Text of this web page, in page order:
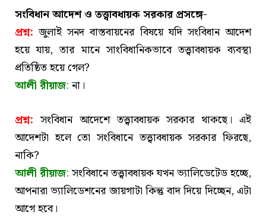
সংবিধান আদেশ ও তত্ত্বাবধায়ক সরকার প্রসঙ্গে-
প্রশ্ন:জুলাই সনদ বাস্তবায়নের বিষয়ে যদি সংবিধান আদেশ
হয়ে যায়, তার মানে সাংবিধানিকভাবে তত্ত্বাবধায়ক ব্যবস্থা
প্রতিষ্ঠিত হয়ে গেল?
আলী রীয়াজ: না।
প্রশ্ন:সংবিধান আদেশে তত্ত্বাবধায়ক সরকার থাকছে। এই
আদেশটা হলে তো সংবিধানে তত্ত্বাবধায়ক সরকার ফিরছে,
নাকি?
আলী রীয়াজ:সংবিধানে তত্ত্বাবধায়ক যখন ভ্যালিডেটেড হচ্ছে,
আপনারা ভ্যালিডেশনের জায়গাটা কিন্তু বাদ দিয়ে দিচ্ছেন, এটা
আগে হবে।